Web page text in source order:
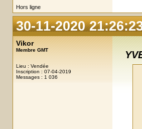
Hors ligne
30-11-2020
Vikor
Membre GMT
Lieu : Vendée
Inscription : 07-04-2019
Messages : 1 036